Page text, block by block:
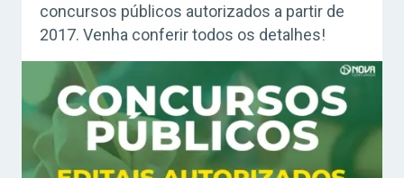
concursos públicos autorizados a partir de
2017. Venha conferir todos os detalhes!